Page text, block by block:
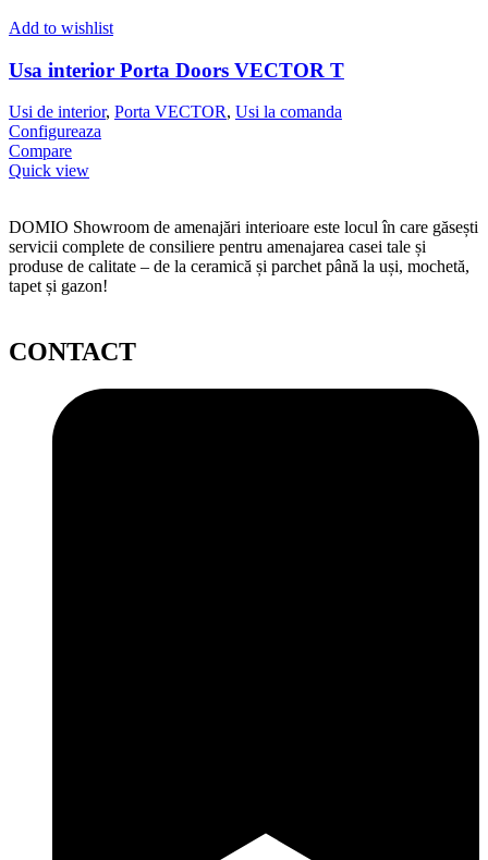
Add to wishlist
Usa interior Porta Doors VECTOR T
Usi de interior, Porta VECTOR, Usi la comanda
Configureaza
Compare
Quick view
DOMIO Showroom de amenajări interioare este locul în care găsești
servicii complete de consiliere pentru amenajarea casei tale și
produse de calitate – de la ceramică și parchet până la uși, mochetă,
tapet și gazon!
CONTACT